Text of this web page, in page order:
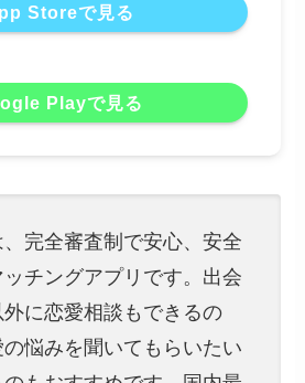
Storeで見る
Playで見る
、完全審査制で安心、安全
チングアプリです。出会
に恋愛相談もできるの
悩みを聞いてもらいたい